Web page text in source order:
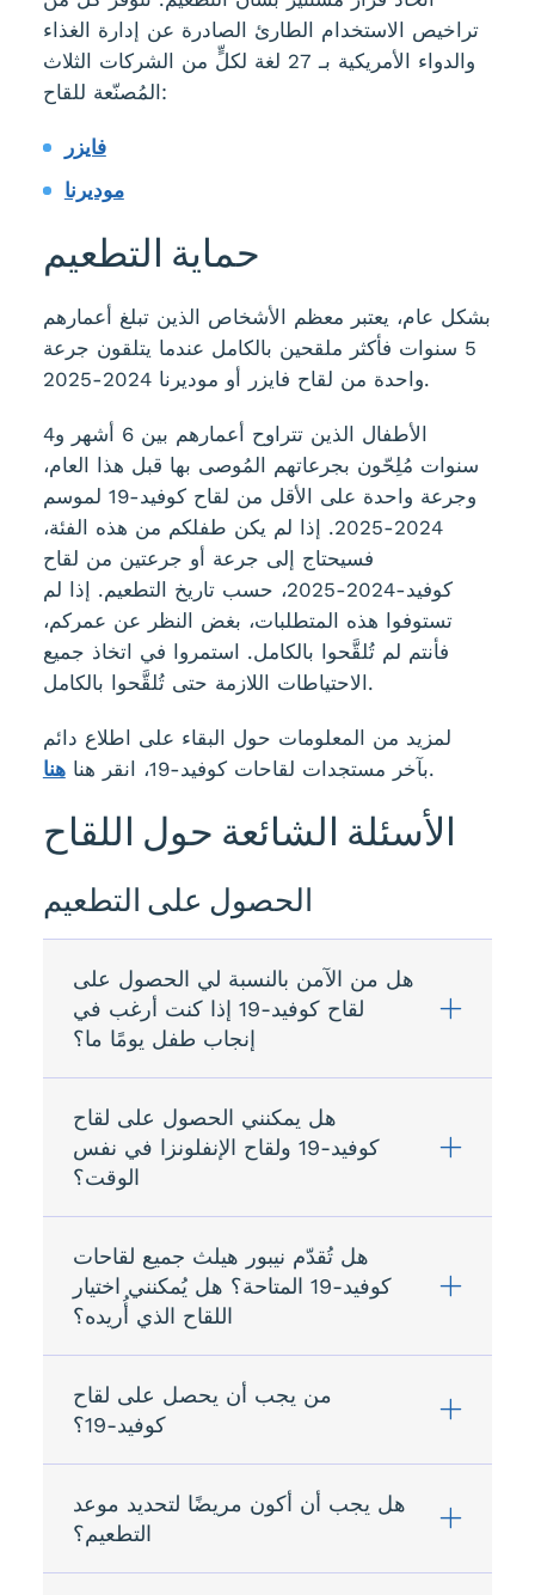
تراخيص الاستخدام الطارئ الصادرة عن إدارة الغذاء
والدواء الأمريكية بـ 27 لغة لكلٍّ من الشركات الثلاث
المُصنّعة للقاح:
فايزر
موديرنا
حماية التطعيم
بشكل عام، يعتبر معظم الأشخاص الذين تبلغ أعمارهم
5 سنوات فأكثر ملقحين بالكامل عندما يتلقون جرعة
واحدة من لقاح فايزر أو موديرنا 2024-2025.
الأطفال الذين تتراوح أعمارهم بين 6 أشهر و4
سنوات مُلِحّون بجرعاتهم المُوصى بها قبل هذا العام،
وجرعة واحدة على الأقل من لقاح كوفيد-19 لموسم
2024-2025. إذا لم يكن طفلكم من هذه الفئة،
فسيحتاج إلى جرعة أو جرعتين من لقاح
كوفيد-2024-2025، حسب تاريخ التطعيم. إذا لم
تستوفوا هذه المتطلبات، بغض النظر عن عمركم،
فأنتم لم تُلقَّحوا بالكامل. استمروا في اتخاذ جميع
الاحتياطات اللازمة حتى تُلقَّحوا بالكامل.
لمزيد من المعلومات حول البقاء على اطلاع دائم
بآخر مستجدات لقاحات كوفيد-19، انقر هنا
هنا .
الأسئلة الشائعة حول اللقاح
الحصول على التطعيم
هل من الآمن بالنسبة لي الحصول على
لقاح كوفيد-19 إذا كنت أرغب في
إنجاب طفل يومًا ما؟
هل يمكنني الحصول على لقاح
كوفيد-19 ولقاح الإنفلونزا في نفس
الوقت؟
هل تُقدّم نيبور هيلث جميع لقاحات
كوفيد-19 المتاحة؟ هل يُمكنني اختيار
اللقاح الذي أُريده؟
من يجب أن يحصل على لقاح
كوفيد-19؟
هل يجب أن أكون مريضًا لتحديد موعد
التطعيم؟